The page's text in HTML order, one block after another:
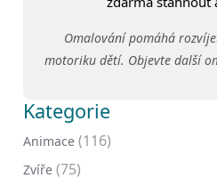
Omalování pomáhá
motoriku dětí. Objevte další
Kategorie
Animace (116)
Zvíře (75)